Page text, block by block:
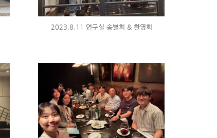
2023.8.11 연구실 송별회 & 환영회